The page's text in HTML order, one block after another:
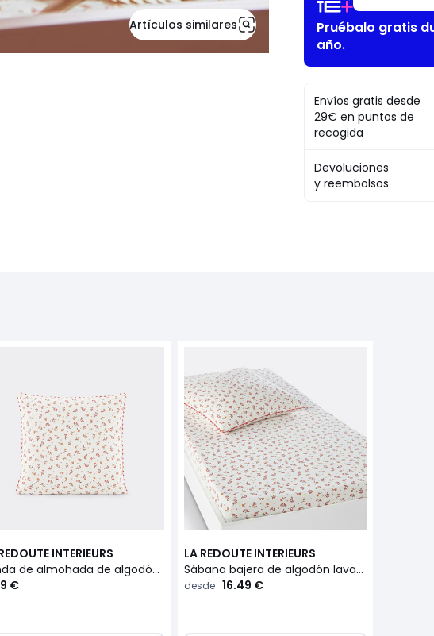
Artículos similares
Pruébalo gratis
año.
Envíos gratis desde
29€ en puntos de
recogida
Devoluciones
y reembolsos
INTERIEURS
Funda de almohada de algodón lavado Sabana
€
LA REDOUTE INTERIEURS
Sábana bajera de algodón lavado, Sabana
desde 16.49 €